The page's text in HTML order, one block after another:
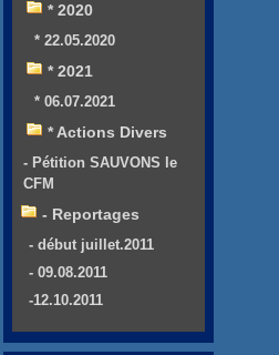
* 2020
* 22.05.2020
* 2021
* 06.07.2021
* Actions Divers
- Pétition SAUVONS le
CFM
- Reportages
- début juillet.2011
- 09.08.2011
-12.10.2011